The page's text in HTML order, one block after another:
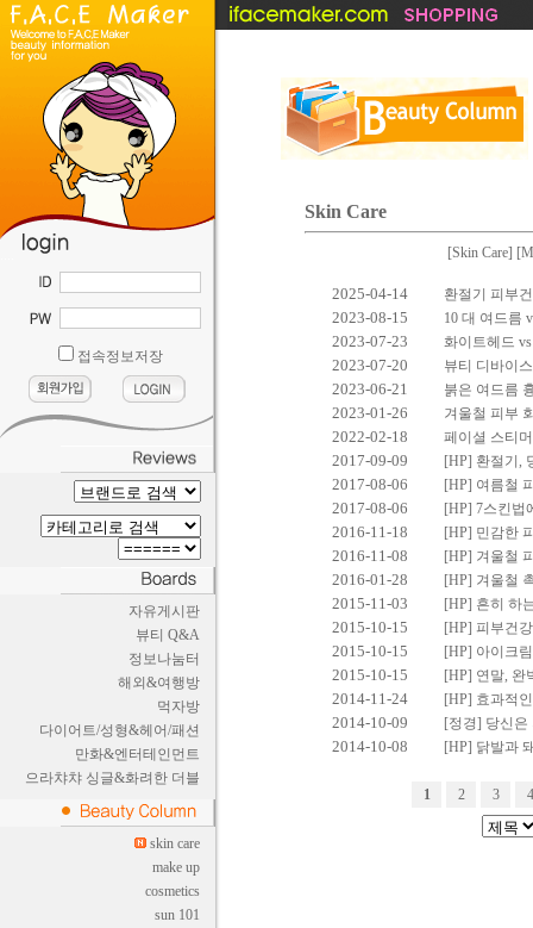
접속정보저장
자유게시판
뷰티 Q&A
정보나눔터
해외&여행방
먹자방
다이어트/성형&헤어/패션
만화&엔터테인먼트
으라챠챠 싱글&화려한 더블
skin care
make up
cosmetics
sun 101
Skin Care
[Skin Care] [
2025-04-14 환절기 피부
2023-08-15 10 대 여드름
2023-07-23 화이트헤드
2023-07-20 뷰티 디바이
2023-06-21 붉은 여드름
2023-01-26 겨울철 피부
2022-02-18 페이셜 스티
2017-09-09 [HP] 환절기,
2017-08-06 [HP] 여름철
2017-08-06 [HP] 7스킨법
2016-11-18 [HP] 민감한
2016-11-08 [HP] 겨울철
2016-01-28 [HP] 겨울철
2015-11-03 [HP] 흔히 하
2015-10-15 [HP] 피부건
2015-10-15 [HP] 아이크
2015-10-15 [HP] 연말, 완
2014-11-24 [HP] 효과적
2014-10-09 [정경] 당신은
2014-10-08 [HP] 닭발과
1 2 3 4